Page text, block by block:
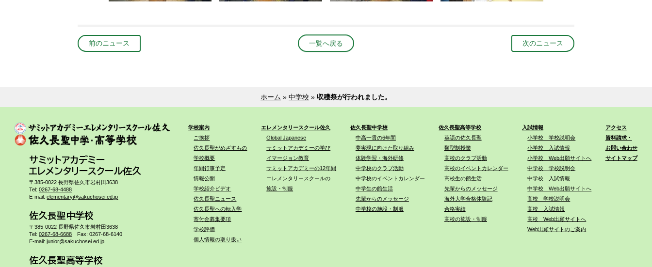
前のニュース 一覧へ戻る 次のニュース
ホーム » 中学校 » 収穫祭が行われました。
サミットアカデミー
エレメンタリースクール佐久
〒385-0022 長野県佐久市岩村田3638
Tel:0267-68-4488
E-mail:elementary@sakuchosei.ed.jp
佐久長聖中学校
〒385-0022 長野県佐久市岩村田3638
Tel:0267-68-6688 Fax: 0267-68-6140
E-mail:junior@sakuchosei.ed.jp
佐久長聖高等学校
学校案内
ご挨拶
佐久長聖がめざすもの
学校概要
年間行事予定
情報公開
学校紹介ビデオ
佐久長聖ニュース
佐久長聖への転入学
寄付金募集要項
学校評価
個人情報の取り扱い
エレメンタリースクール佐久
Global Japanese
サミットアカデミーの学び
イマージョン教育
サミットアカデミーの12年間
エレメンタリースクールの
施設・制服
佐久長聖中学校
中高一貫の6年間
夢実現に向けた取り組み
体験学習・海外研修
中学校のクラブ活動
中学校のイベントカレンダー
中学生の館生活
先輩からのメッセージ
中学校の施設・制服
佐久長聖高等学校
英語の佐久長聖
類型制授業
高校のクラブ活動
高校のイベントカレンダー
高校生の館生活
先輩からのメッセージ
海外大学合格体験記
合格実績
高校の施設・制服
入試情報
小学校 学校説明会
小学校 入試情報
小学校 Web出願サイトへ
中学校 学校説明会
中学校 入試情報
中学校 Web出願サイトへ
高校 学校説明会
高校 入試情報
高校 Web出願サイトへ
Web出願サイトのご案内
アクセス
資料請求・
お問い合わせ
サイトマップ